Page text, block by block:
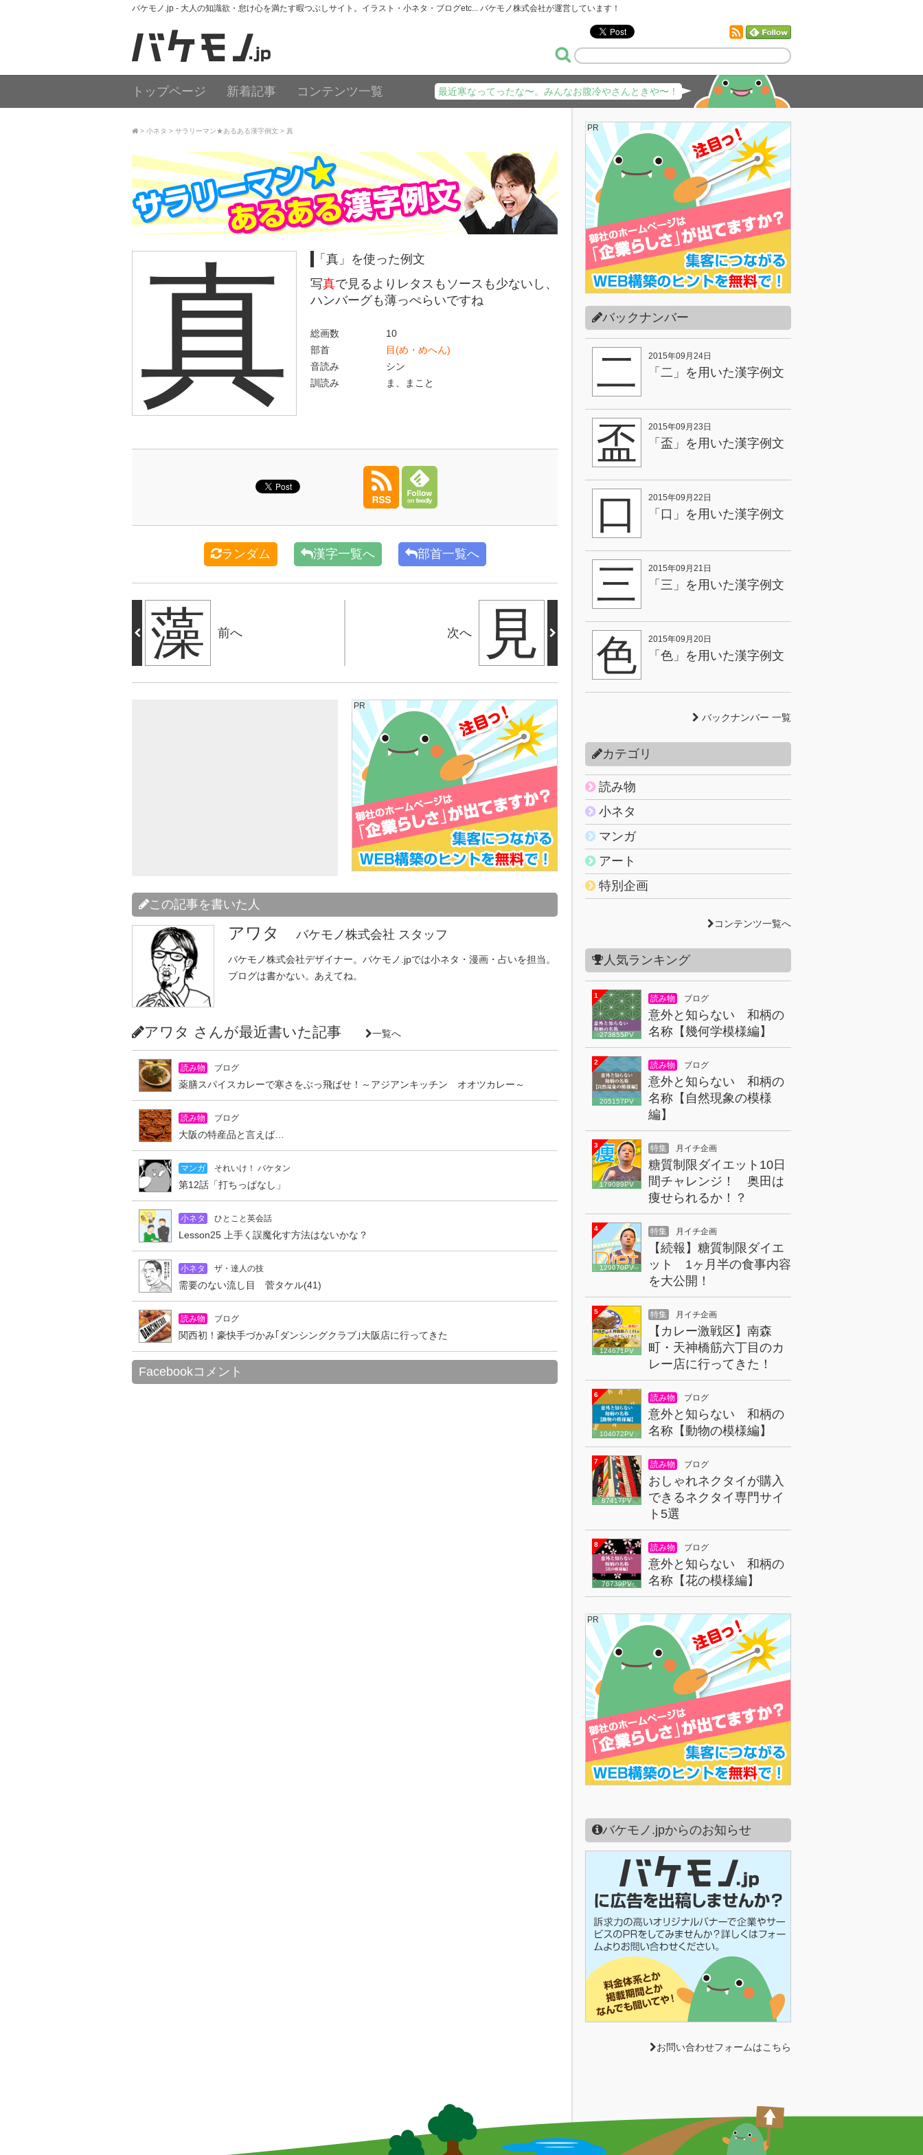
バケモノ.jp - 大人の知識欲・怠け心を満たす暇つぶしサイト。イラスト・小ネタ・ブログetc... バケモノ株式会社が運営しています！
トップページ 新着記事 コンテンツ一覧 最近寒なってったな〜。みんなお腹冷やさんときや〜！
小ネタ サラリーマン★あるある漢字例文 真 PR
真
「真」を使った例文
写真で見るよりレタスもソースも少ないし、
ハンバーグも薄っぺらいですね
総画数
10
部首
目(め・めへん)
音読み
シン
訓読み
ま、まこと
ランダム 漢字一覧へ 部首一覧へ
藻 前へ 見
次へ
PR
この記事を書いた人
アワタ バケモノ株式会社 スタッフ
バケモノ株式会社デザイナー。バケモノ.jpでは小ネタ・漫画・占いを担当。
ブログは書かない。あえてね。
アワタ さんが最近書いた記事 一覧へ
読み物 ブログ
薬膳スパイスカレーで寒さをぶっ飛ばせ！～アジアンキッチン オオツカレー～
読み物 ブログ
大阪の特産品と言えば…
マンガ それいけ！ バケタン
第12話「打ちっぱなし」
小ネタ ひとこと英会話
Lesson25 上手く誤魔化す方法はないかな？
小ネタ ザ・達人の技
需要のない流し目 菅タケル(41)
読み物 ブログ
関西初！豪快手づかみ｢ダンシングクラブ｣大阪店に行ってきた
Facebookコメント
バックナンバー
二 2015年09月24日
「二」を用いた漢字例文
盃 2015年09月23日
「盃」を用いた漢字例文
口 2015年09月22日
「口」を用いた漢字例文
三 2015年09月21日
「三」を用いた漢字例文
色 2015年09月20日
「色」を用いた漢字例文
バックナンバー 一覧
カテゴリ
読み物
小ネタ
マンガ
アート
特別企画
コンテンツ一覧へ
人気ランキング
1
273855PV
読み物 ブログ
意外と知らない 和柄の
名称【幾何学模様編】
2
205157PV
読み物 ブログ
意外と知らない 和柄の
名称【自然現象の模様
編】
3
179089PV
特集 月イチ企画
糖質制限ダイエット10日
間チャレンジ！ 奥田は
痩せられるか！？
4
129070PV
特集 月イチ企画
【続報】糖質制限ダイエ
ット 1ヶ月半の食事内容
を大公開！
5
124671PV
特集 月イチ企画
【カレー激戦区】南森
町・天神橋筋六丁目のカ
レー店に行ってきた！
6
104072PV
読み物 ブログ
意外と知らない 和柄の
名称【動物の模様編】
7
87417PV
読み物 ブログ
おしゃれネクタイが購入
できるネクタイ専門サイ
ト5選
8
76739PV
読み物 ブログ
意外と知らない 和柄の
名称【花の模様編】
PR
バケモノ.jpからのお知らせ
お問い合わせフォームはこちら